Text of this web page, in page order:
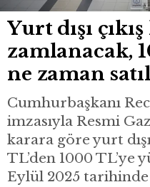
Yurt dışı
zamlanacak,
ne zaman
Cumhurbaşkanı
imzasıyla Resmi
karara göre yurt
TL’den 1000 TL’ye
Eylül 2025